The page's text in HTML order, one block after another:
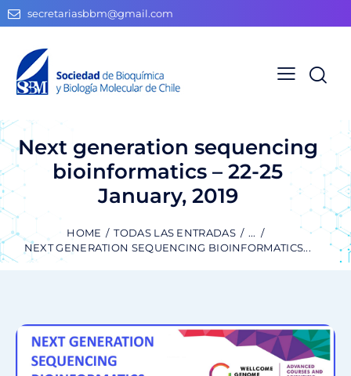
secretariasbbm@gmail.com
Next generation sequencing
bioinformatics – 22-25
January, 2019
HOME TODAS LAS ENTRADAS
...
NEXT GENERATION SEQUENCING BIOINFORMATICS...